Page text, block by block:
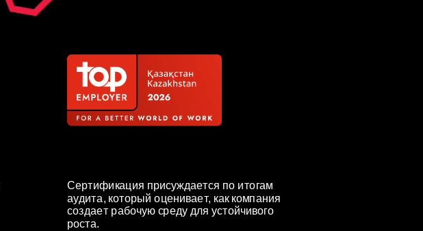
Сертификация присуждается по итогам
аудита, который оценивает, как компания
создает рабочую среду для устойчивого
роста.